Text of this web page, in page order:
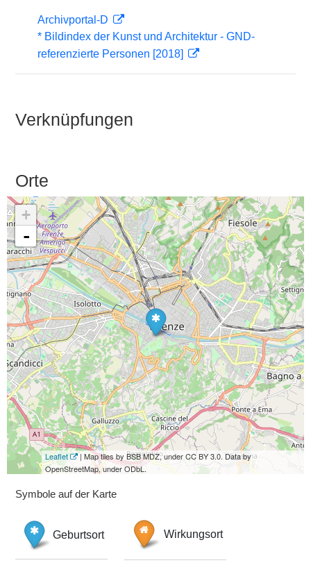
Archivportal-D
* Bildindex der Kunst und Architektur - GND-
referenzierte Personen [2018]
Verknüpfungen
Orte
+
-
Leaflet
| Map tiles by BSB MDZ, under CC BY 3.0. Data by
OpenStreetMap, under ODbL.
Symbole auf der Karte
Geburtsort Wirkungsort